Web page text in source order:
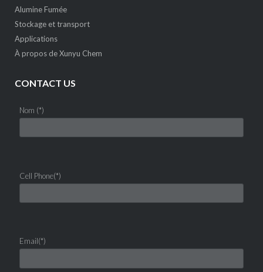
Alumine Fumée
Stockage et transport
Applications
À propos de Xunyu Chem
CONTACT US
Nom (*)
Cell Phone(*)
Email(*)